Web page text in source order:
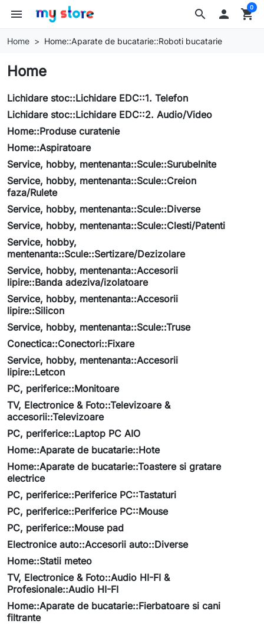
search
menu  shopping_cart
0
Home Home::Aparate de bucatarie::Roboti bucatarie
Home
Lichidare stoc::Lichidare EDC::1. Telefon
Lichidare stoc::Lichidare EDC::2. Audio/Video
Home::Produse curatenie
Home::Aspiratoare
Service, hobby, mentenanta::Scule::Surubelnite
Service, hobby, mentenanta::Scule::Creion
faza/Rulete
Service, hobby, mentenanta::Scule::Diverse
Service, hobby, mentenanta::Scule::Clesti/Patenti
Service, hobby,
mentenanta::Scule::Sertizare/Dezizolare
Service, hobby, mentenanta::Accesorii
lipire::Banda adeziva/izolatoare
Service, hobby, mentenanta::Accesorii
lipire::Silicon
Service, hobby, mentenanta::Scule::Truse
Conectica::Conectori::Fixare
Service, hobby, mentenanta::Accesorii
lipire::Letcon
PC, periferice::Monitoare
TV, Electronice & Foto::Televizoare &
accesorii::Televizoare
PC, periferice::Laptop PC AIO
Home::Aparate de bucatarie::Hote
Home::Aparate de bucatarie::Toastere si gratare
electrice
PC, periferice::Periferice PC::Tastaturi
PC, periferice::Periferice PC::Mouse
PC, periferice::Mouse pad
Electronice auto::Accesorii auto::Diverse
Home::Statii meteo
TV, Electronice & Foto::Audio HI-FI &
Profesionale::Audio HI-FI
Home::Aparate de bucatarie::Fierbatoare si cani
filtrante